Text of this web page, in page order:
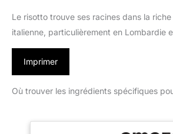
Le risotto trouve ses racines dans la
italienne, particulièrement en Lombardie
Imprimer
Où trouver les ingrédients spécifiques